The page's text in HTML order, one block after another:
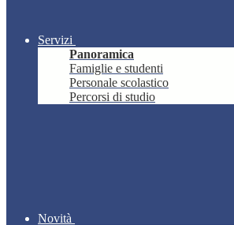
Servizi
Panoramica
Famiglie e studenti
Personale scolastico
Percorsi di studio
Novità